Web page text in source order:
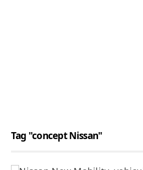
Tag "concept Nissan"